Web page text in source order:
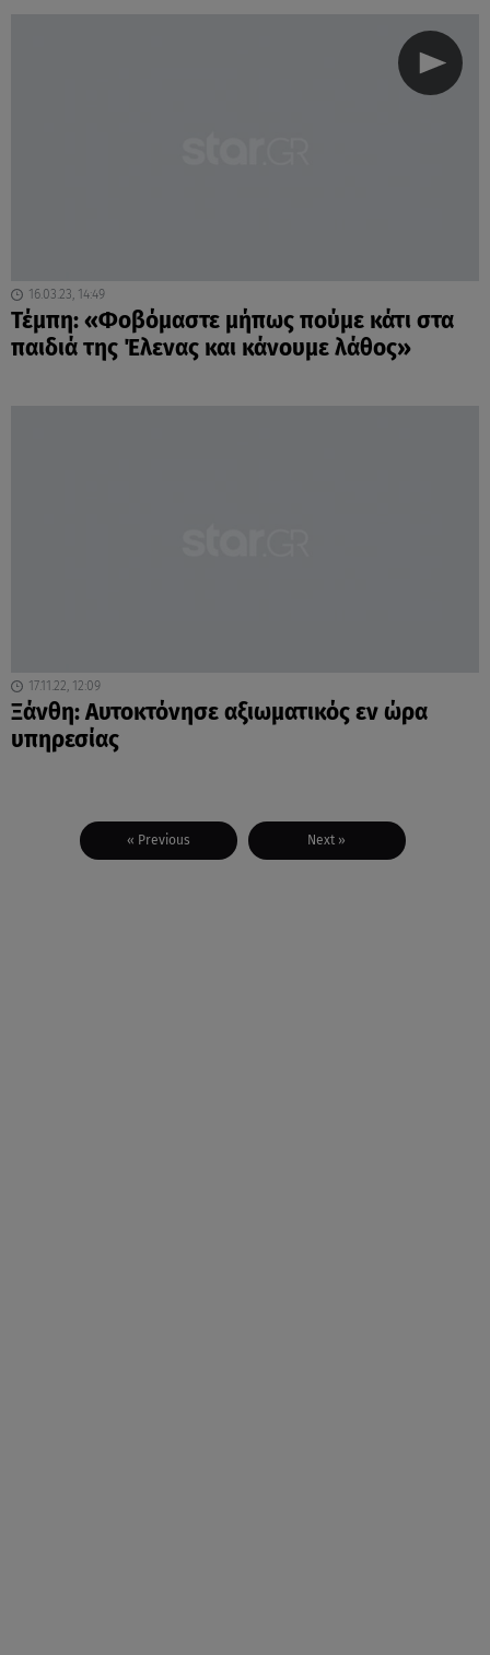
16.03.23, 14:49
Τέμπη: «Φοβόμαστε μήπως πούμε κάτι στα
παιδιά της Έλενας και κάνουμε λάθος»
17.11.22, 12:09
Ξάνθη: Αυτοκτόνησε αξιωματικός εν ώρα
υπηρεσίας
« Previous Next »